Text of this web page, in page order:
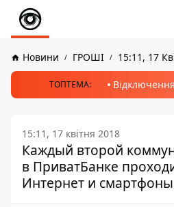
Новини ГРОШІ 15:11, 17
ТОПТЕМА:
15:11, 17 квітня 2018
Каждый второй
в ПриватБанке
Интернет и смартфоны